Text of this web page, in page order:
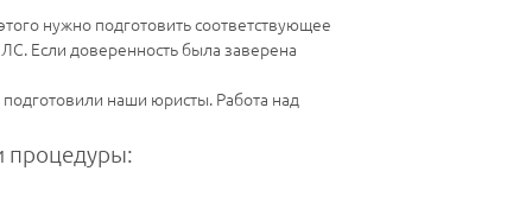
нужно подготовить соответствующее
Если доверенность была заверена
наши юристы. Работа над
процедуры: